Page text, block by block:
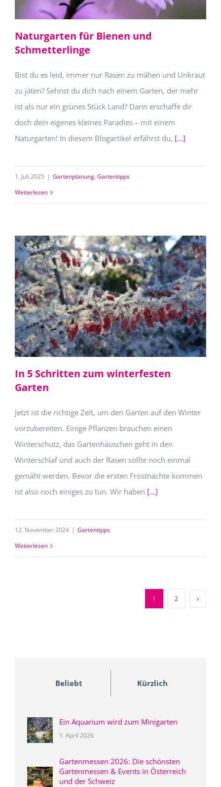
Naturgarten für Bienen und
Schmetterlinge
Bist du es leid, immer nur Rasen zu mähen und Unkraut
zu jäten? Sehnst du dich nach einem Garten, der mehr
ist als nur ein grünes Stück Land? Dann erschaffe dir
doch dein eigenes kleines Paradies – mit einem
Naturgarten! In diesem Blogartikel erfährst du, [...]
1. Juli 2025 | Gartenplanung, Gartentipps
Weiterlesen
In 5 Schritten zum winterfesten
Garten
Jetzt ist die richtige Zeit, um den Garten auf den Winter
vorzubereiten. Einige Pflanzen brauchen einen
Winterschutz, das Gartenhäuschen geht in den
Winterschlaf und auch der Rasen sollte noch einmal
gemäht werden. Bevor die ersten Frostnächte kommen
ist also noch einiges zu tun. Wir haben [...]
12. November 2024 | Gartentipps
Weiterlesen
1 2
Beliebt Kürzlich
Ein Aquarium wird zum Minigarten
1. April 2026
Gartenmessen 2026: Die schönsten
Gartenmessen & Events in Österreich
und der Schweiz